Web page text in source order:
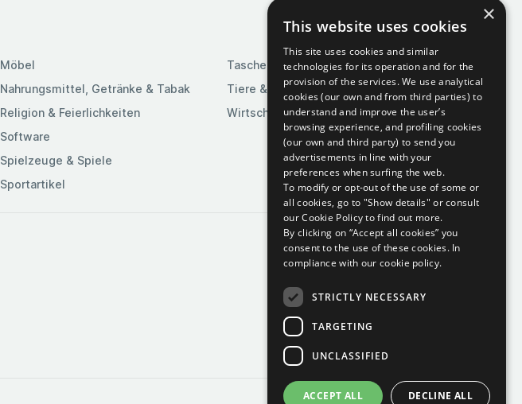
Möbel
Nahrungsmittel, Getränke & Tabak
Religion & Feierlichkeiten
Software
Spielzeuge & Spiele
Sportartikel
Taschen & Gepäck
Tiere & Tierbedarf
Wirtschaft & Industrie
×
This website uses cookies
This site uses cookies and similar
technologies for its operation and for the
provision of the services. We use analytical
cookies (our own and from third parties) to
understand and improve the user’s
browsing experience, and profiling cookies
(our own and third party) to send you
advertisements in line with your
preferences when surfing the web.
To modify or opt-out of the use of some or
all cookies, go to "Show details" or consult
our Cookie Policy to find out more.
By clicking on “Accept all cookies” you
consent to the use of these cookies. In
compliance with our cookie policy.
STRICTLY NECESSARY
TARGETING
UNCLASSIFIED
ACCEPT ALL DECLINE ALL